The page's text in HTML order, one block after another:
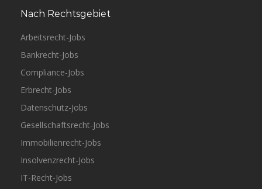
Nach Rechtsgebiet
Arbeitsrecht-Jobs
Bankrecht-Jobs
Compliance-Jobs
Erbrecht-Jobs
Datenschutz-Jobs
Gesellschaftsrecht-Jobs
Immobilienrecht-Jobs
Insolvenzrecht-Jobs
IT-Recht-Jobs